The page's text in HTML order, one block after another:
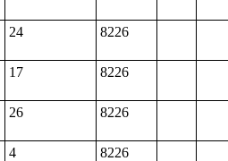
24 8226
17 8226
26 8226
4
8226